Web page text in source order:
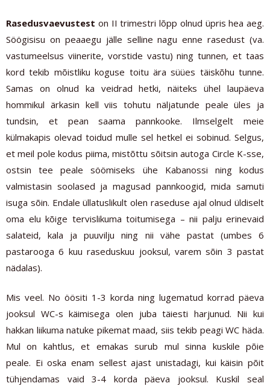
Rasedusvaevustest on II trimestri lõpp olnud üpris hea aeg.
Söögisisu on peaaegu jälle selline nagu enne rasedust (va.
vastumeelsus viinerite, vorstide vastu) ning tunnen, et taas
kord tekib mõistliku koguse toitu ära süües täiskõhu tunne.
Samas on olnud ka veidrad hetki, näiteks ühel laupäeva
hommikul ärkasin kell viis tohutu näljatunde peale üles ja
tundsin, et pean saama pannkooke. Ilmselgelt meie
külmakapis olevad toidud mulle sel hetkel ei sobinud. Selgus,
et meil pole kodus piima, mistõttu sõitsin autoga Circle K-sse,
ostsin tee peale söömiseks ühe Kabanossi ning kodus
valmistasin soolased ja magusad pannkoogid, mida samuti
isuga sõin. Endale üllatuslikult olen raseduse ajal olnud üldiselt
oma elu kõige tervislikuma toitumisega – nii palju erinevaid
salateid, kala ja puuvilju ning nii vähe pastat (umbes 6
pastarooga 6 kuu raseduskuu jooksul, varem sõin 3 pastat
nädalas).
Mis veel. No öösiti 1-3 korda ning lugematud korrad päeva
jooksul WC-s käimisega olen juba täiesti harjunud. Nii kui
hakkan liikuma natuke pikemat maad, siis tekib peagi WC häda.
Mul on kahtlus, et emakas surub mul sinna kuskile põie
peale. Ei oska enam sellest ajast unistadagi, kui käisin põit
tühjendamas vaid 3-4 korda päeva jooksul. Kuskil seal